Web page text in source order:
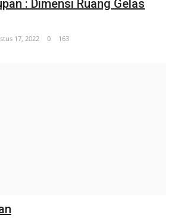
: Dimensi Ruang Gelas
17, 2022 0 163